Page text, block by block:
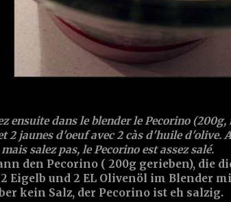
ensuite dans le blender le Pecorino (200g,
2 jaunes d'oeuf avec 2 càs d'huile d'olive.
salez pas, le Pecorino est assez salé.
den Pecorino ( 200g gerieben), die
2 Eigelb und 2 EL Olivenöl im Blender
kein Salz, der Pecorino ist eh salzig.